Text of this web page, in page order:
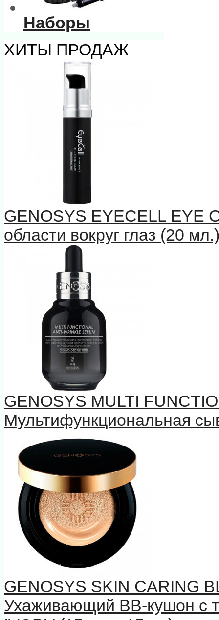
Наборы
ХИТЫ ПРОДАЖ
GENOSYS EYECELL EYE
области вокруг глаз (20 мл.)
GENOSYS MULTI
Мультифункциональная
GENOSYS SKIN CARING
Ухаживающий BB-кушон с